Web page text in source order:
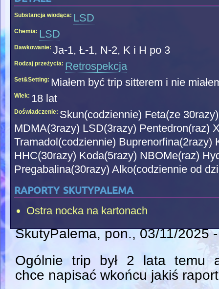
Substancja wiodąca: LSD
Chemia: LSD
Dawkowanie: Ja-1, Ł-1, N-2, K i H po 3
Rodzaj przeżycia: Retrospekcja
Set&Setting: Miałem być trip sitterem i nie
Wiek: 18 lat
Doświadczenie: Skun(codziennie) Feta(ze
MDMA(3razy) LSD(3razy) Pentedron(raz)
Tramadol(codziennie) Buprenorfina(2razy)
HHC(30razy) Koda(5razy) NBOMe(raz)
Pregabalina(30razy) Alko(codziennie od
raporty skutypalema
Ostra nocka na kartonach
SkutyPalema, pon., 03/11/2025
Ogólnie trip był 2 lata temu
chce napisać wkońcu jakiś